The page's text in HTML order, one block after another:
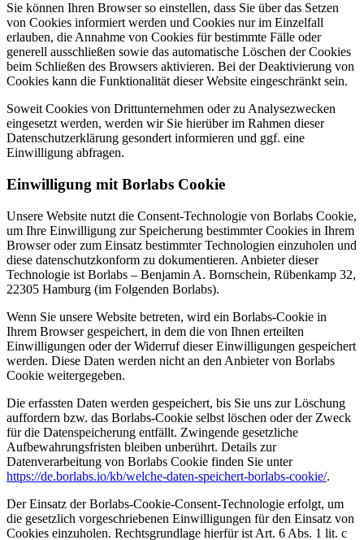
Sie können Ihren Browser so einstellen, dass Sie über das Setzen
von Cookies informiert werden und Cookies nur im Einzelfall
erlauben, die Annahme von Cookies für bestimmte Fälle oder
generell ausschließen sowie das automatische Löschen der Cookies
beim Schließen des Browsers aktivieren. Bei der Deaktivierung von
Cookies kann die Funktionalität dieser Website eingeschränkt sein.
Soweit Cookies von Drittunternehmen oder zu Analysezwecken
eingesetzt werden, werden wir Sie hierüber im Rahmen dieser
Datenschutzerklärung gesondert informieren und ggf. eine
Einwilligung abfragen.
Einwilligung mit Borlabs Cookie
Unsere Website nutzt die Consent-Technologie von Borlabs Cookie,
um Ihre Einwilligung zur Speicherung bestimmter Cookies in Ihrem
Browser oder zum Einsatz bestimmter Technologien einzuholen und
diese datenschutzkonform zu dokumentieren. Anbieter dieser
Technologie ist Borlabs – Benjamin A. Bornschein, Rübenkamp 32,
22305 Hamburg (im Folgenden Borlabs).
Wenn Sie unsere Website betreten, wird ein Borlabs-Cookie in
Ihrem Browser gespeichert, in dem die von Ihnen erteilten
Einwilligungen oder der Widerruf dieser Einwilligungen gespeichert
werden. Diese Daten werden nicht an den Anbieter von Borlabs
Cookie weitergegeben.
Die erfassten Daten werden gespeichert, bis Sie uns zur Löschung
auffordern bzw. das Borlabs-Cookie selbst löschen oder der Zweck
für die Datenspeicherung entfällt. Zwingende gesetzliche
Aufbewahrungsfristen bleiben unberührt. Details zur
Datenverarbeitung von Borlabs Cookie finden Sie unter
https://de.borlabs.io/kb/welche-daten-speichert-borlabs-cookie/.
Der Einsatz der Borlabs-Cookie-Consent-Technologie erfolgt, um
die gesetzlich vorgeschriebenen Einwilligungen für den Einsatz von
Cookies einzuholen. Rechtsgrundlage hierfür ist Art. 6 Abs. 1 lit. c